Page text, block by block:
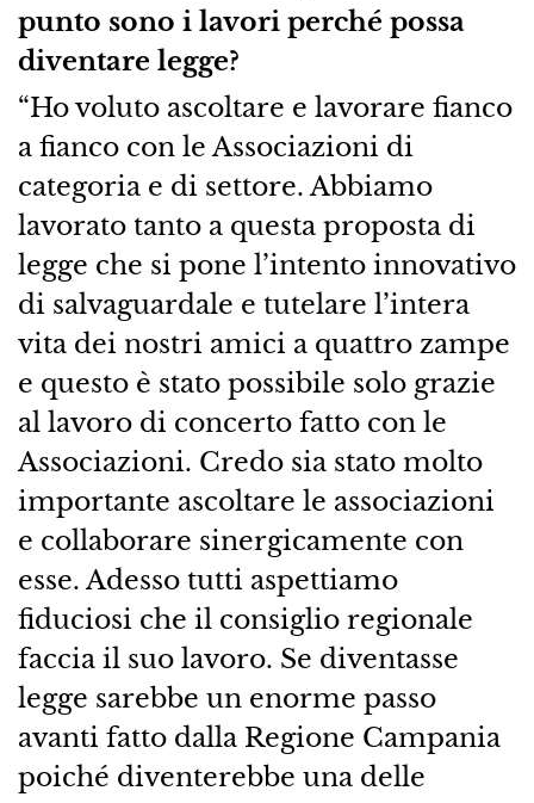
punto sono i lavori perché possa
diventare legge?
“Ho voluto ascoltare e lavorare fianco
a fianco con le Associazioni di
categoria e di settore. Abbiamo
lavorato tanto a questa proposta di
legge che si pone l’intento innovativo
di salvaguardale e tutelare l’intera
vita dei nostri amici a quattro zampe
e questo è stato possibile solo grazie
al lavoro di concerto fatto con le
Associazioni. Credo sia stato molto
importante ascoltare le associazioni
e collaborare sinergicamente con
esse. Adesso tutti aspettiamo
fiduciosi che il consiglio regionale
faccia il suo lavoro. Se diventasse
legge sarebbe un enorme passo
avanti fatto dalla Regione Campania
poiché diventerebbe una delle